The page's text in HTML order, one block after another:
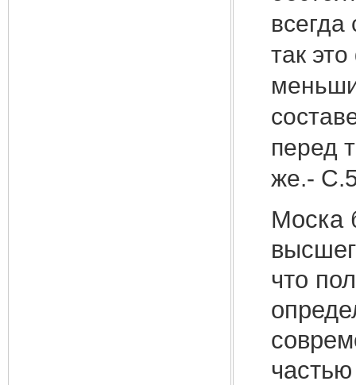
так
перед
же.-
Моска
что